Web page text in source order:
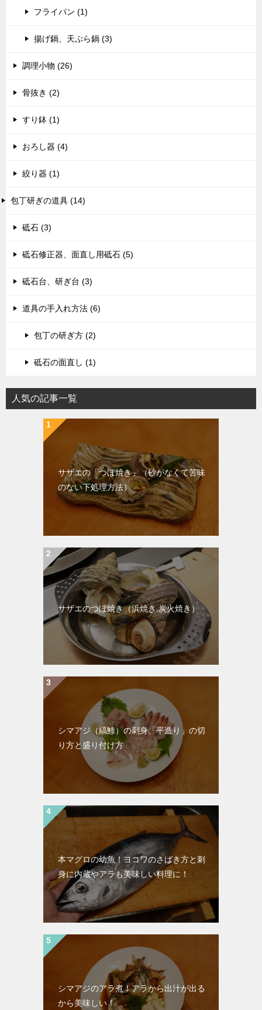
フライパン (1)
揚げ鍋、天ぷら鍋 (3)
調理小物 (26)
骨抜き (2)
すり鉢 (1)
おろし器 (4)
絞り器 (1)
包丁研ぎの道具 (14)
砥石 (3)
砥石修正器、面直し用砥石 (5)
砥石台、研ぎ台 (3)
道具の手入れ方法 (6)
包丁の研ぎ方 (2)
砥石の面直し (1)
人気の記事一覧
サザエの「つぼ焼き」（砂がなくて苦味
のない下処理方法）
サザエのつぼ焼き（浜焼き,炭火焼き）
シマアジ（縞鯵）の刺身「平造り」の切
り方と盛り付け方
本マグロの幼魚！ヨコワのさばき方と刺
身に内蔵やアラも美味しい料理に！
シマアジのアラ煮！アラから出汁が出る
から美味しい！